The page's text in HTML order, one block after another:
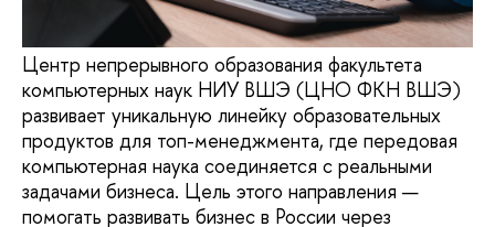
Центр непрерывного образования факультета
компьютерных наук НИУ ВШЭ (ЦНО ФКН ВШЭ)
развивает уникальную линейку образовательных
продуктов для топ-менеджмента, где передовая
компьютерная наука соединяется с реальными
задачами бизнеса. Цель этого направления —
помогать развивать бизнес в России через